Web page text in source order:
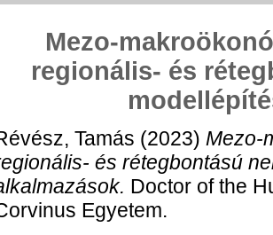
regionális- és
Tamás (2023)
és rétegbontású
Doctor of the
Egyetem.